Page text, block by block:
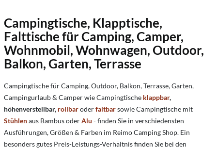
Campingtische, Klapptische,
Falttische für Camping, Camper,
Wohnmobil, Wohnwagen, Outdoor,
Balkon, Garten, Terrasse
Campingtische für Camping, Outdoor, Balkon, Terrasse, Garten,
Campingurlaub & Camper wie Campingtische klappbar,
höhenverstellbar, rollbaroderfaltbarsowie Campingtische mit
Stühlenaus Bambus oderAlu - finden Sie in verschiedensten
Ausführungen, Größen & Farben im Reimo Camping Shop. Ein
besonders gutes Preis-Leistungs-Verhältnis finden Sie bei den